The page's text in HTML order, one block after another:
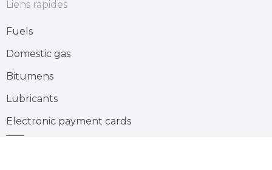
Liens rapides
Fuels
Domestic gas
Bitumens
Lubricants
Electronic payment cards